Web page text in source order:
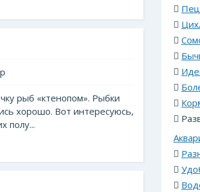
рыб «ктенопом». Рыбки
хорошо. Вот интересуюсь,
полу...